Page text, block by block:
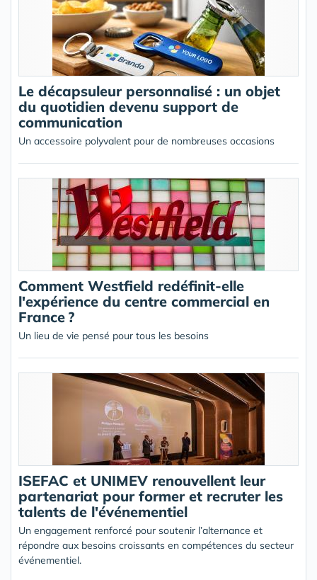
Le décapsuleur personnalisé : un objet
du quotidien devenu support de
communication
Un accessoire polyvalent pour de nombreuses occasions
Comment Westfield redéfinit-elle
l'expérience du centre commercial en
France ?
Un lieu de vie pensé pour tous les besoins
ISEFAC et UNIMEV renouvellent leur
partenariat pour former et recruter les
talents de l'événementiel
Un engagement renforcé pour soutenir l’alternance et
répondre aux besoins croissants en compétences du secteur
événementiel.